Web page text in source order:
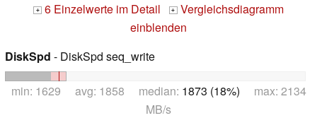
+ 6 Einzelwerte im Detail + Vergleichsdiagramm
einblenden
DiskSpd - DiskSpd seq_write
min: 1629 avg: 1858 median: 1873 (18%) max: 2134
MB/s